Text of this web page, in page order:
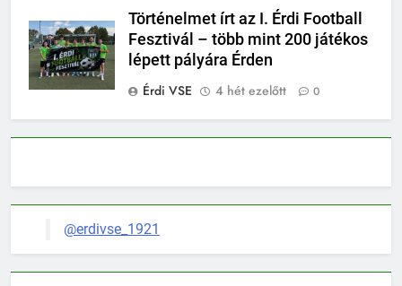
Történelmet írt az I. Érdi Football
Fesztivál – több mint 200 játékos
lépett pályára Érden
Érdi VSE
4 hét ezelőtt 0
@erdivse_1921